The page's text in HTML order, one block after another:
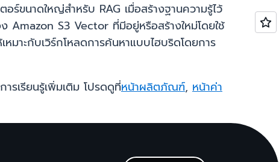
ร์ขนาดใหญ่สำหรับ RAG เมื่อสร้างฐานความรู้ไว้
S3 Vector ที่มีอยู่หรือสร้างใหม่โดยใช้
าะกับเวิร์กโหลดการค้นหาแบบไฮบริดโดยการ
รเรียนรู้เพิ่มเติม โปรดดูที่หน้าผลิตภัณฑ์, หน้าค่า